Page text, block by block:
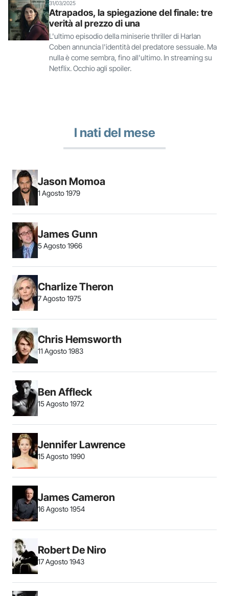
31/03/2025
Atrapados, la spiegazione del finale: tre
verità al prezzo di una
L'ultimo episodio della miniserie thriller di Harlan
Coben annuncia l'identità del predatore sessuale. Ma
nulla è come sembra, fino all'ultimo. In streaming su
Netflix. Occhio agli spoiler.
I nati del mese
Jason Momoa
1 Agosto 1979
James Gunn
5 Agosto 1966
Charlize Theron
7 Agosto 1975
Chris Hemsworth
11 Agosto 1983
Ben Affleck
15 Agosto 1972
Jennifer Lawrence
15 Agosto 1990
James Cameron
16 Agosto 1954
Robert De Niro
17 Agosto 1943